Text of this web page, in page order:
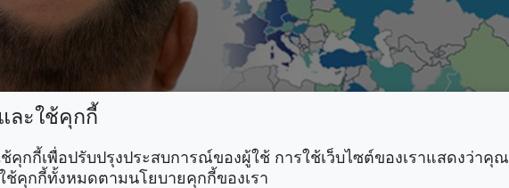
ละใช้คุกกี้
ช้คุกกี้เพื่อปรับปรุงประสบการณ์ของผู้ใช้ การใช้เว็บไซต์ของเราแสดงว่าคุณ
ช้คุกกี้ทั้งหมดตามนโยบายคุกกี้ของเรา